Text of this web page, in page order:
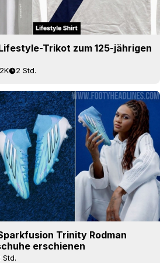
Trikot zum 125-jährigen
2 Std.
Trinity Rodman
erschienen
Std.